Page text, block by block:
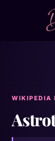
WIKIPEDIA
● En